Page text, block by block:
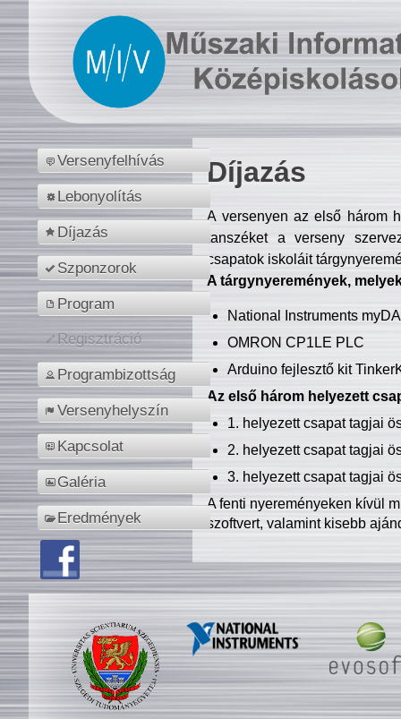
Versenyfelhívás
Lebonyolítás
Díjazás
Szponzorok
Program
Regisztráció
Programbizottság
Versenyhelyszín
Kapcsolat
Galéria
Eredmények
Díjazás
A versenyen az első három
tanszéket a verseny
csapatok iskoláit
A tárgynyeremények,
National Instruments
OMRON CP1LE PLC
Arduino fejlesztő kit
Az első három helyezett
1. helyezett csapat tagjai
2. helyezett csapat tagjai
3. helyezett csapat tagjai
A fenti nyereményeken kívül
szoftvert, valamint kisebb